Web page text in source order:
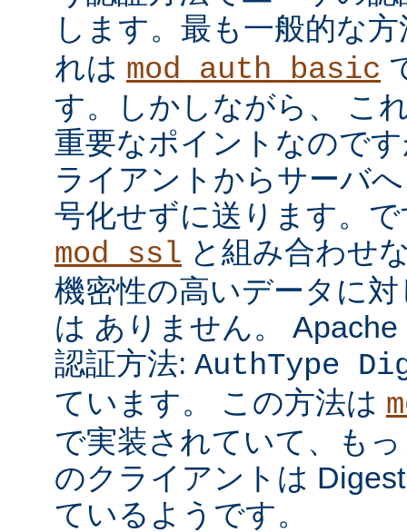
します。最も一般的な
れは mod_auth_basic
す。しかしながら、 こ
重要なポイントなので
ライアントからサーバ
号化せずに送ります。
mod_ssl と組み合わせ
機密性の高いデータに
は ありません。
認証方法: AuthType
ています。 この方法は
で実装されていて、も
のクライアントは
ているようです。